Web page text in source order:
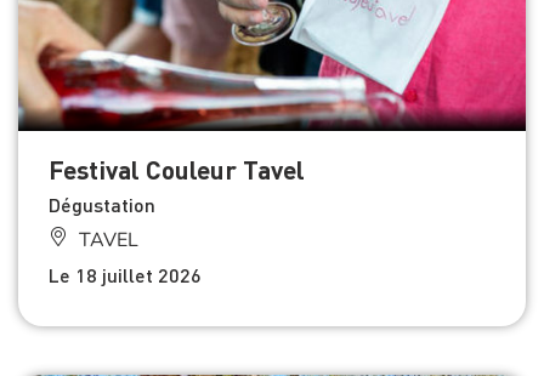
Festival Couleur Tavel
Dégustation
TAVEL
Le 18 juillet 2026